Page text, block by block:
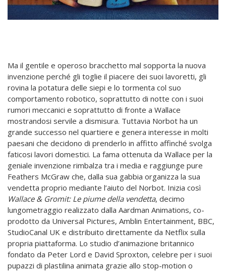
Ma il gentile e operoso bracchetto mal sopporta la nuova
invenzione perché gli toglie il piacere dei suoi lavoretti, gli
rovina la potatura delle siepi e lo tormenta col suo
comportamento robotico, soprattutto di notte con i suoi
rumori meccanici e soprattutto di fronte a Wallace
mostrandosi servile a dismisura. Tuttavia Norbot ha un
grande successo nel quartiere e genera interesse in molti
paesani che decidono di prenderlo in affitto affinché svolga
faticosi lavori domestici. La fama ottenuta da Wallace per la
geniale invenzione rimbalza tra i media e raggiunge pure
Feathers McGraw che, dalla sua gabbia organizza la sua
vendetta proprio mediante l’aiuto del Norbot. Inizia così
Wallace & Gromit: Le piume della vendetta, decimo
lungometraggio realizzato dalla Aardman Animations, co-
prodotto da Universal Pictures, Amblin Entertainment, BBC,
StudioCanal UK e distribuito direttamente da Netflix sulla
propria piattaforma. Lo studio d’animazione britannico
fondato da Peter Lord e David Sproxton, celebre per i suoi
pupazzi di plastilina animata grazie allo stop-motion o